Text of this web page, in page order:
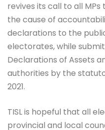
revives its call to all
the cause of
declarations to the
electorates, while
Declarations of Assets
authorities by the
2021.
TISL is hopeful that all
provincial and local